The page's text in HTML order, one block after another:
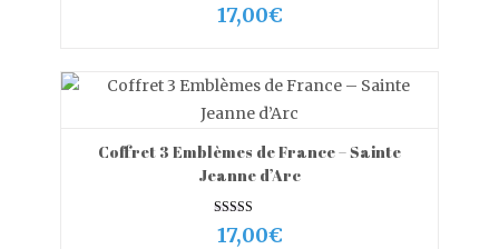
Note
5.00
17,00€
AJOUTER AU PANIER
Coffret 3 Emblèmes de France – Sainte
Jeanne d’Arc
Note
5.00
17,00€